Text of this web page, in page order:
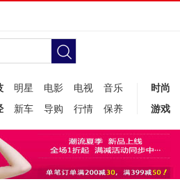
明星 电影 电视
音乐
新车 导购 行情 保养
时尚
游戏